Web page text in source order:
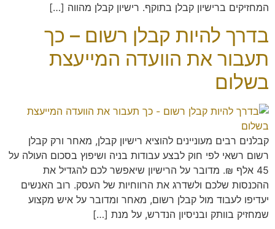
המחזיקים ברישיון קבלן בתוקף. רישיון קבלן מהווה […]
בדרך להיות קבלן רשום – כך
תעבור את הוועדה המייעצת
בשלום
קבלנים רבים מעוניינים להוציא רישיון קבלן, מאחר ורק קבלן
רשום רשאי לפי חוק לבצע עבודות בניה ושיפוץ בסכום העולה על
45 אלף ₪. מדובר על הרישיון שיאפשר לכם להגדיל את
ההכנסות שלכם ולשדרג את הרווחיות של העסק. רוב האנשים
יעדיפו לעבוד מול קבלן רשום, מאחר ומדובר על איש מקצוע
שמחזיק בוותק ובניסיון הנדרש, על מנת […]